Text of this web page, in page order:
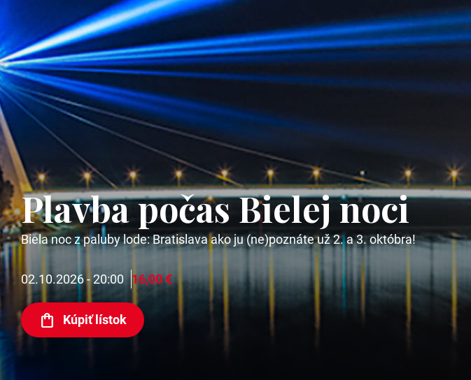
Plavba počas Bielej noci
Biela noc z paluby lode: Bratislava ako ju (ne)poznáte už 2. a 3. októbra!
02.10.2026 - 20:00 16,00 €
Kúpiť lístok